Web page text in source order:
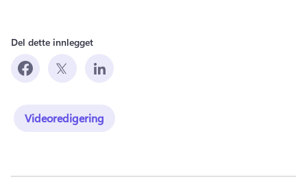
Del dette innlegget
Videoredigering